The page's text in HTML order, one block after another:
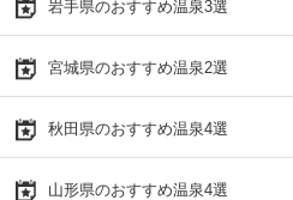
岩手県のおすすめ温泉3選
宮城県のおすすめ温泉2選
秋田県のおすすめ温泉4選
山形県のおすすめ温泉4選